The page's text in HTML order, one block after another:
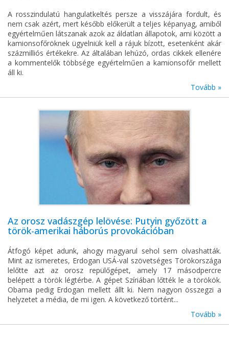
A rosszindulatú hangulatkeltés persze a visszájára fordult, és
nem csak azért, mert később előkerült a teljes képanyag, amiből
egyértelműen látszanak azok az áldatlan állapotok, ami között a
kamionsofőröknek ügyelniük kell a rájuk bízott, esetenként akár
százmilliós értékekre. Az általában lehúzó, ordas cikkek ellenére
a kommentelők többsége egyértelműen a kamionsofőr mellett
áll ki.
Tovább »
Az orosz vadászgép lelövése: Putyin győzött a
török-amerikai háborús provokációban
Átfogó képet adunk, ahogy magyarul sehol sem olvashatták.
Mint az ismeretes, Erdogan USÁ-val szövetséges Törökországa
lelőtte azt az orosz repülőgépet, amely 17 másodpercre
belépett a török légtérbe. A gépet Szíriában lőtték le a törökök.
Obama pedig Erdogan mellett állt ki. Nem nagyon összegzi a
helyzetet a média, de mi igen. A következő történt...
Tovább »